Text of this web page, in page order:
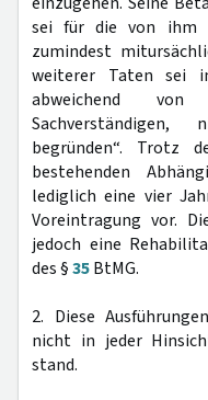
sei für die von ihm
zumindest
weiterer Taten sei
abweichend
begründen“. Trotz
bestehenden
lediglich eine vier
Voreintragung vor.
jedoch eine
des §35BtMG.
2. Diese
nicht in jeder
stand.